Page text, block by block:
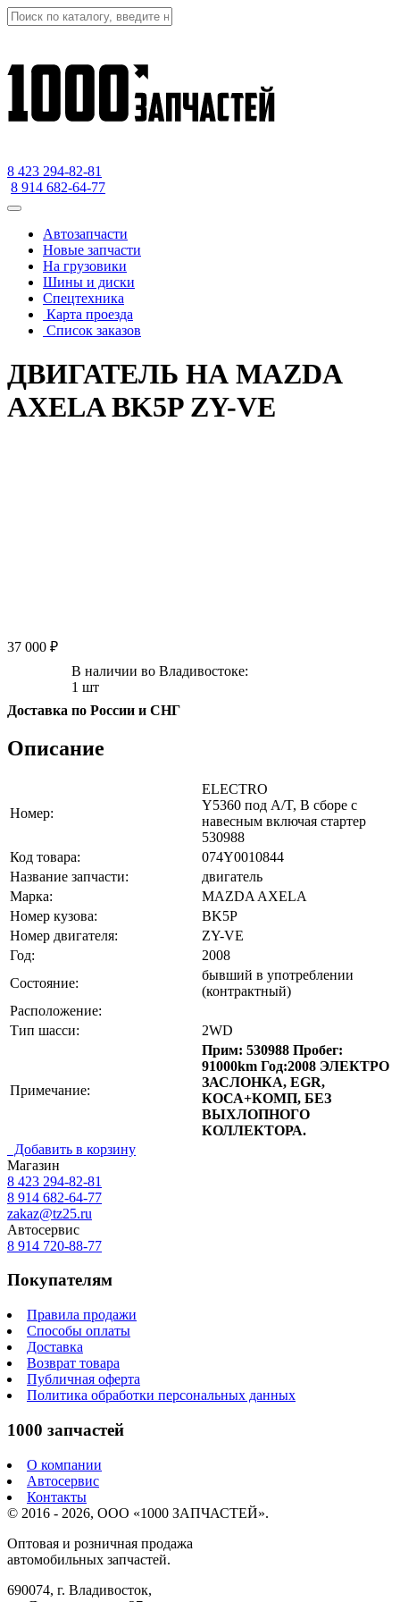
8 423 294-82-81
8 914 682-64-77
Автозапчасти
Новые запчасти
На грузовики
Шины и диски
Спецтехника
Карта проезда
Список заказов
ДВИГАТЕЛЬ НА MAZDA
AXELA BK5P ZY-VE
37 000 ₽
В наличии во Владивостоке:
1 шт
Доставка по России и СНГ
Описание
Номер:
ELECTRO
Y5360 под A/T, В сборе с
навесным включая стартер
530988
Код товара:
074Y0010844
Название запчасти:
двигатель
Марка:
MAZDA AXELA
Номер кузова:
BK5P
Номер двигателя:
ZY-VE
Год:
2008
Состояние:
бывший в употреблении
(контрактный)
Расположение:
Тип шасси:
2WD
Примечание:
Прим: 530988 Пробег:
91000km Год:2008 ЭЛЕКТРО
ЗАСЛОНКА, EGR,
КОСА+КОМП, БЕЗ
ВЫХЛОПНОГО
КОЛЛЕКТОРА.
Добавить в корзину
Магазин
8 423 294-82-81
8 914 682-64-77
zakaz@tz25.ru
Автосервис
8 914 720-88-77
Покупателям
Правила продажи
Способы оплаты
Доставка
Возврат товара
Публичная оферта
Политика обработки персональных данных
1000 запчастей
О компании
Автосервис
Контакты
© 2016 - 2026, ООО «1000 ЗАПЧАСТЕЙ».
Оптовая и розничная продажа
автомобильных запчастей.
690074, г. Владивосток,